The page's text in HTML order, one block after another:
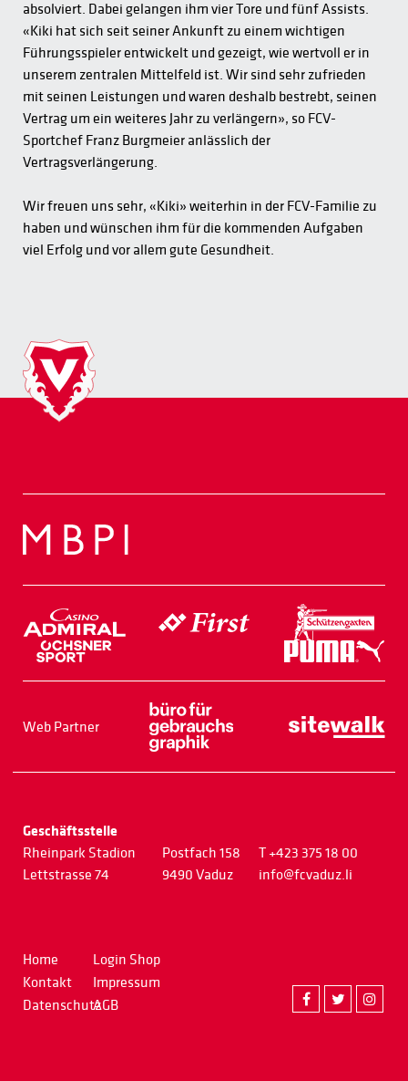
absolviert. Dabei gelangen ihm vier Tore und fünf Assists.
«Kiki hat sich seit seiner Ankunft zu einem wichtigen
Führungsspieler entwickelt und gezeigt, wie wertvoll er in
unserem zentralen Mittelfeld ist. Wir sind sehr zufrieden
mit seinen Leistungen und waren deshalb bestrebt, seinen
Vertrag um ein weiteres Jahr zu verlängern», so FCV-
Sportchef Franz Burgmeier anlässlich der
Vertragsverlängerung.
Wir freuen uns sehr, «Kiki» weiterhin in der FCV-Familie zu
haben und wünschen ihm für die kommenden Aufgaben
viel Erfolg und vor allem gute Gesundheit.
Web Partner
Geschäftsstelle
Rheinpark Stadion
Lettstrasse 74
Postfach 158
9490 Vaduz
T +423 375 18 00
info@fcvaduz.li
Home
Kontakt
Datenschutz
Login Shop
Impressum
AGB